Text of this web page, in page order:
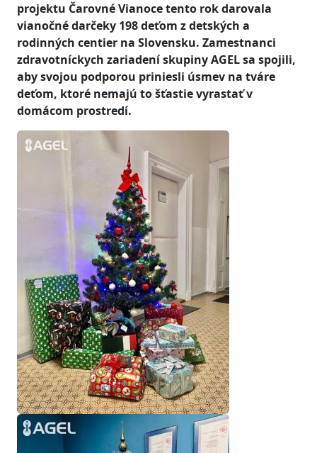
projektu Čarovné Vianoce tento rok darovala
vianočné darčeky 198 deťom z detských a
rodinných centier na Slovensku. Zamestnanci
zdravotníckych zariadení skupiny AGEL sa spojili,
aby svojou podporou priniesli úsmev na tváre
deťom, ktoré nemajú to šťastie vyrastať v
domácom prostredí.